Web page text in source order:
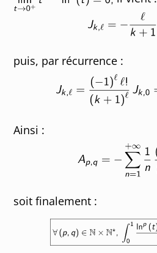
puis, par récurrence :
Ainsi :
soit finalement :